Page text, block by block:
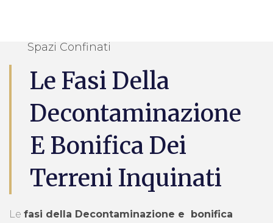
Spazi Confinati
Le Fasi Della
Decontaminazione
E Bonifica Dei
Terreni Inquinati
Le fasi della Decontaminazione e bonifica